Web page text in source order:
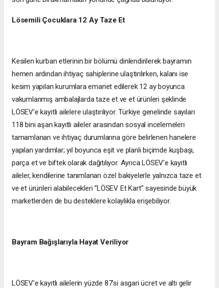
Lösemili Çocuklara 12 Ay Taze Et
Kesilen kurban etlerinin bir bölümü dinlendirilerek bayramın
hemen ardından ihtiyaç sahiplerine ulaştırılırken, kalanı ise
kesim yapılan kurumlara emanet edilerek 12 ay boyunca
vakumlanmış ambalajlarda taze et ve et ürünleri şeklinde
LÖSEV’e kayıtlı ailelere ulaştırılıyor. Türkiye genelinde sayıları
118 bini aşan kayıtlı aileler arasından sosyal incelemeleri
tamamlanan ve ihtiyaç durumlarına göre belirlenen hanelere
yapılan yardımlar; yıl boyunca eşit ve planlı biçimde kuşbaşı,
parça et ve biftek olarak dağıtılıyor. Ayrıca LÖSEV’e kayıtlı
aileler, kendilerine tanımlanan özel bakiyelerle yalnızca taze et
ve et ürünleri alabilecekleri “LÖSEV Et Kart” sayesinde büyük
marketlerden de bu desteklere kolaylıkla erişebiliyor.
Bayram Bağışlarıyla Hayat Veriliyor
LÖSEV’e kayıtlı ailelerin yüzde 87’si asgari ücret ve altı gelir